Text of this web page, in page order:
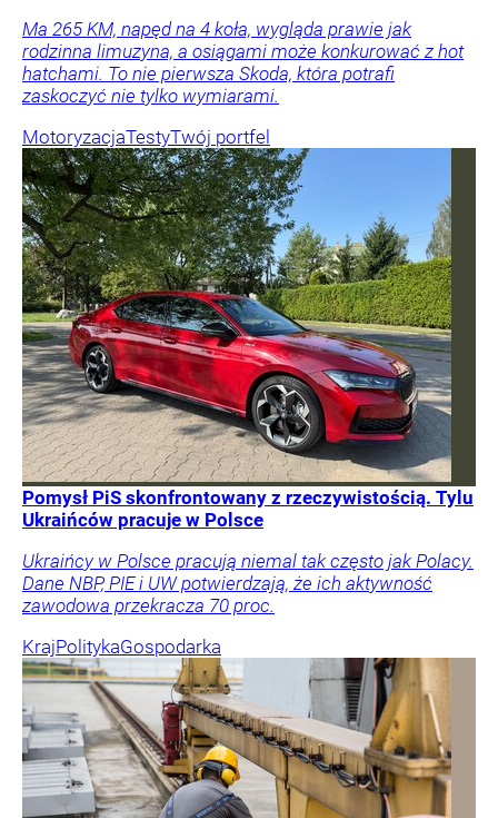
Ma 265 KM, napęd na 4 koła, wygląda prawie jak
rodzinna limuzyna, a osiągami może konkurować z hot
hatchami. To nie pierwsza Skoda, która potrafi
zaskoczyć nie tylko wymiarami.
MotoryzacjaTestyTwój portfel
Pomysł PiS skonfrontowany z rzeczywistością. Tylu
Ukraińców pracuje w Polsce
Ukraińcy w Polsce pracują niemal tak często jak Polacy.
Dane NBP, PIE i UW potwierdzają, że ich aktywność
zawodowa przekracza 70 proc.
KrajPolitykaGospodarka